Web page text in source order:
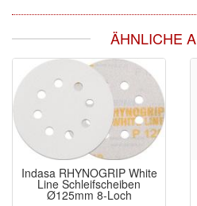
ÄHNLICHE
Indasa RHYNOGRIP White
Line Schleifscheiben
Ø125mm 8-Loch